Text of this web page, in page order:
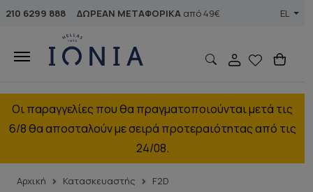
210 6299 888 ΔΩΡΕΑΝ ΜΕΤΑΦΟΡΙΚΑ από 49€ EL
Οι παραγγελίες που θα πραγματοποιούνται μετά τις
6/8 θα αποσταλούν με σειρά προτεραιότητας από τις
24/08.
Αρχική Κατασκευαστής
F2D